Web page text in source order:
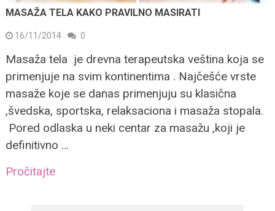
MASAŽA TELA KAKO PRAVILNO MASIRATI
16/11/2014 0
Masaža tela je drevna terapeutska veština koja se
primenjuje na svim kontinentima . Najčešće vrste
masaže koje se danas primenjuju su klasična
,švedska, sportska, relaksaciona i masaža stopala.
Pored odlaska u neki centar za masažu ,koji je
definitivno …
Pročitajte